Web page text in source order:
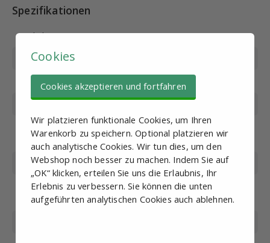
Spezifikationen
Artikel
PN20027
Produktcode
Gewinde
Flow (L/min)
1078
Genauigkeit des
Filters (µm)
25
Einstellbereich (bar)
1.5-8
Max. Arbeitsdruck
(bar)
10
Cookies
Cookies akzeptieren und fortfahren
Wir platzieren funktionale Cookies, um Ihren
Warenkorb zu speichern. Optional platzieren wir
auch analytische Cookies. Wir tun dies, um den
Webshop noch besser zu machen. Indem Sie auf
„OK“ klicken, erteilen Sie uns die Erlaubnis, Ihr
Erlebnis zu verbessern. Sie können die unten
aufgeführten analytischen Cookies auch ablehnen.